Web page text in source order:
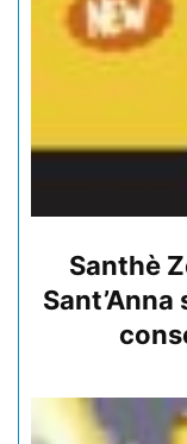
Santhè